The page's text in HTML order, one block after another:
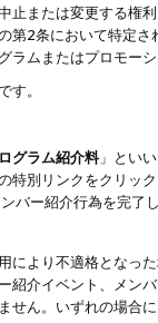
止または変更する権
第2条において特定
ラムまたはプロモー
す。
グラム紹介料」とい
特別リンクをクリッ
バー紹介行為を完了
により不適格となっ
紹介イベント、メン
せん。いずれの場合